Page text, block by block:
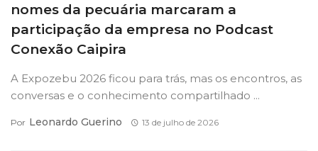
nomes da pecuária marcaram a
participação da empresa no Podcast
Conexão Caipira
A Expozebu 2026 ficou para trás, mas os encontros, as
conversas e o conhecimento compartilhado ...
Por Leonardo Guerino 13 de julho de 2026